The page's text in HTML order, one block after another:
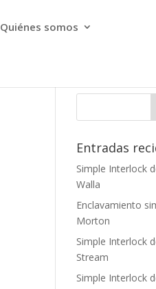
Quiénes somos
Entradas
Simple Interlock
Walla
Enclavamiento
Morton
Simple Interlock
Stream
Simple Interlock